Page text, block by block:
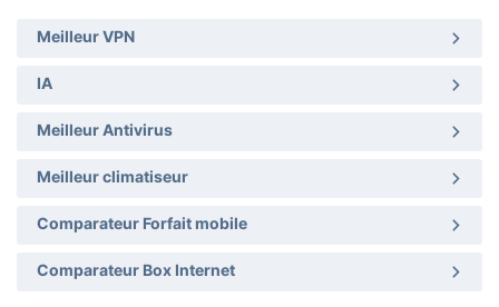
Meilleur VPN
IA
Meilleur Antivirus
Meilleur climatiseur
Comparateur Forfait mobile
Comparateur Box Internet